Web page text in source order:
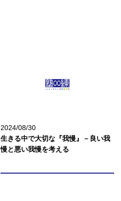
2024/08/30
生きる中で大切な『我慢』－良い我
慢と悪い我慢を考える